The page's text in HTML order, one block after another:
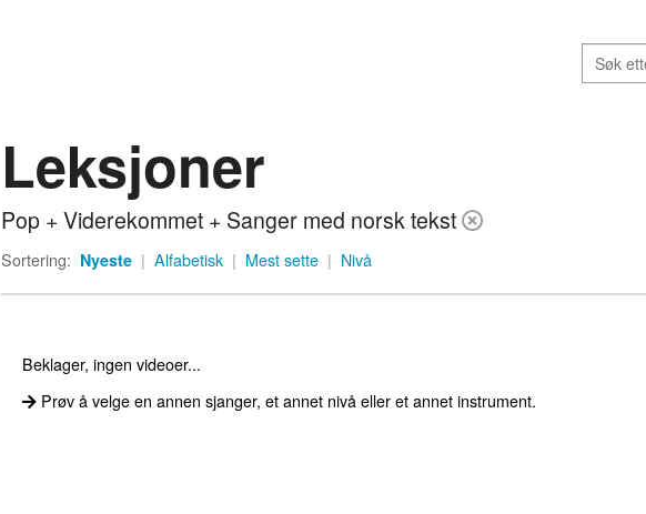
Leksjoner
Pop + Viderekommet + Sanger med norsk tekst
Sortering: Nyeste | Alfabetisk | Mest sette | Nivå
Beklager, ingen videoer...
Prøv å velge en annen sjanger, et annet nivå eller et annet instrument.